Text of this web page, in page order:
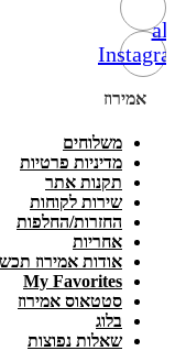
alt
אמירוז
משלוחים
מדיניות פרטיות
תקנות אתר
שירות לקוחות
החזרות/החלפות
אחריות
אודות אמירוז
My Favorites
סטטאוס אמירוז
בלוג
שאלות נפוצות